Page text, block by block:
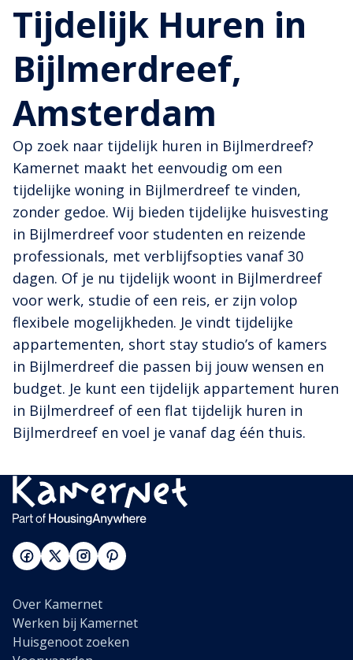
Tijdelijk Huren in
Bijlmerdreef,
Amsterdam
Op zoek naar tijdelijk huren in Bijlmerdreef?
Kamernet maakt het eenvoudig om een
tijdelijke woning in Bijlmerdreef te vinden,
zonder gedoe. Wij bieden tijdelijke huisvesting
in Bijlmerdreef voor studenten en reizende
professionals, met verblijfsopties vanaf 30
dagen. Of je nu tijdelijk woont in Bijlmerdreef
voor werk, studie of een reis, er zijn volop
flexibele mogelijkheden. Je vindt tijdelijke
appartementen, short stay studio’s of kamers
in Bijlmerdreef die passen bij jouw wensen en
budget. Je kunt een tijdelijk appartement huren
in Bijlmerdreef of een flat tijdelijk huren in
Bijlmerdreef en voel je vanaf dag één thuis.
Over Kamernet
Werken bij Kamernet
Huisgenoot zoeken